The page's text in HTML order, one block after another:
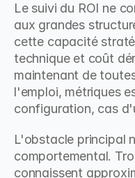
Le suivi du ROI ne
aux grandes
cette capacité
technique et coût
maintenant de
l'emploi, métriques
configuration, cas
L'obstacle principal
comportemental.
connaissent